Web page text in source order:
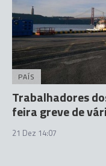
PAÍS
Trabalhadores
feira greve de
21 Dez 14:07